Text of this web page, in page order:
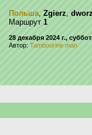
Польша, Zgierz,
Маршрут 1
28 декабря 2024 г.,
Автор: Tambourine man